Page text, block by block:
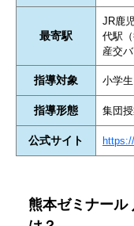
最寄駅
JR鹿
代駅（
産交
指導対象 小学
指導形態 集団
公式サイト
熊本ゼミナール